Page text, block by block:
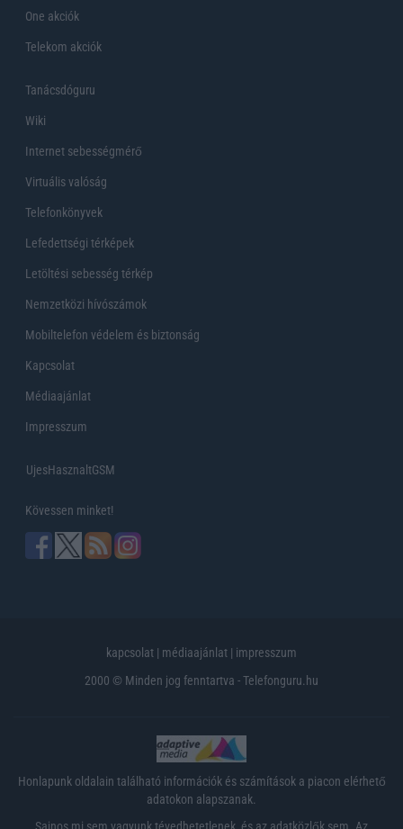
One akciók
Telekom akciók
Tanácsdóguru
Wiki
Internet sebességmérő
Virtuális valóság
Telefonkönyvek
Lefedettségi térképek
Letöltési sebesség térkép
Nemzetközi hívószámok
Mobiltelefon védelem és biztonság
Kapcsolat
Médiaajánlat
Impresszum
UjesHasznaltGSM
Kövessen minket!
kapcsolat | médiaajánlat | impresszum
2000 © Minden jog fenntartva - Telefonguru.hu
Honlapunk oldalain található információk és számítások a piacon elérhető
adatokon alapszanak.